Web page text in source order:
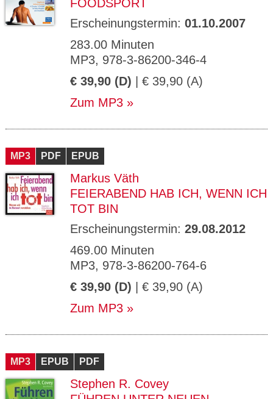
FOODSPORT
Erscheinungstermin: 01.10.2007
283.00 Minuten
MP3, 978-3-86200-346-4
€ 39,90 (D) | € 39,90 (A)
Zum MP3
MP3 PDF EPUB
Markus Väth
FEIERABEND HAB ICH, WENN ICH
TOT BIN
Erscheinungstermin: 29.08.2012
469.00 Minuten
MP3, 978-3-86200-764-6
€ 39,90 (D) | € 39,90 (A)
Zum MP3
MP3 EPUB PDF
Stephen R. Covey